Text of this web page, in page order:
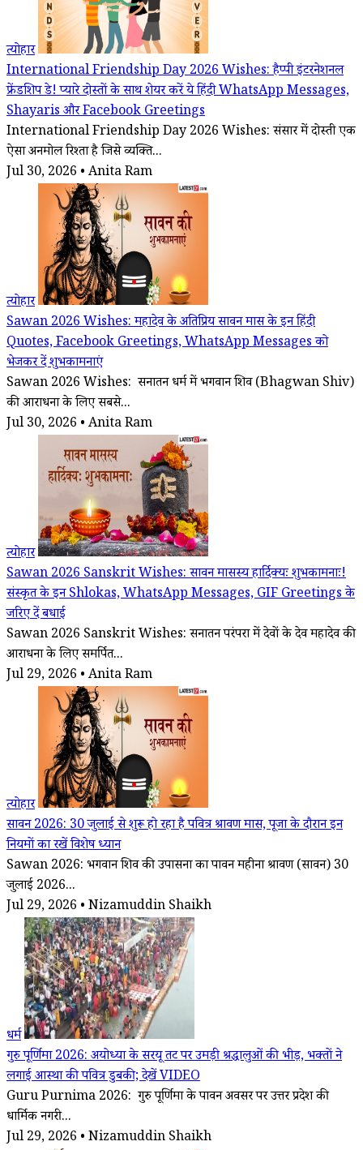
त्योहार
International Friendship Day 2026 Wishes: हैप्पी इंटरनेशनल
फ्रेंडशिप डे! प्यारे दोस्तों के साथ शेयर करें ये हिंदी WhatsApp Messages,
Shayaris और Facebook Greetings
International Friendship Day 2026 Wishes: संसार में दोस्ती एक
ऐसा अनमोल रिश्ता है जिसे व्यक्ति...
Jul 30, 2026 • Anita Ram
त्योहार
Sawan 2026 Wishes: महादेव के अतिप्रिय सावन मास के इन हिंदी
Quotes, Facebook Greetings, WhatsApp Messages को
भेजकर दें शुभकामनाएं
Sawan 2026 Wishes: सनातन धर्म में भगवान शिव (Bhagwan Shiv)
की आराधना के लिए सबसे...
Jul 30, 2026 • Anita Ram
त्योहार
Sawan 2026 Sanskrit Wishes: सावन मासस्य हार्दिक्यः शुभकामनाः!
संस्कृत के इन Shlokas, WhatsApp Messages, GIF Greetings के
जरिए दें बधाई
Sawan 2026 Sanskrit Wishes: सनातन परंपरा में देवों के देव महादेव की
आराधना के लिए समर्पित...
Jul 29, 2026 • Anita Ram
त्योहार
सावन 2026: 30 जुलाई से शुरू हो रहा है पवित्र श्रावण मास, पूजा के दौरान इन
नियमों का रखें विशेष ध्यान
Sawan 2026: भगवान शिव की उपासना का पावन महीना श्रावण (सावन) 30
जुलाई 2026...
Jul 29, 2026 • Nizamuddin Shaikh
धर्म
गुरु पूर्णिमा 2026: अयोध्या के सरयू तट पर उमड़ी श्रद्धालुओं की भीड़, भक्तों ने
लगाई आस्था की पवित्र डुबकी; देखें VIDEO
Guru Purnima 2026: गुरु पूर्णिमा के पावन अवसर पर उत्तर प्रदेश की
धार्मिक नगरी...
Jul 29, 2026 • Nizamuddin Shaikh